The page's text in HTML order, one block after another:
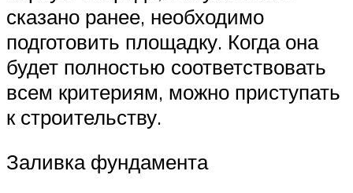
сказано ранее, необходимо
подготовить площадку. Когда она
будет полностью соответствовать
всем критериям, можно приступать
к строительству.
Заливка фундамента